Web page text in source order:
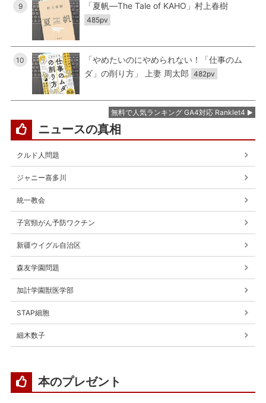
9 「夏帆―The Tale of KAHO」村上春樹
485pv
10
「やめたいのにやめられない！「仕事のム
ダ」の削り方」 上妻 周太郎 482pv
無料で人気ランキング GA4対応 Ranklet4
ニュースの真相
クルド人問題
ジャニー喜多川
統一教会
子宮頸がん予防ワクチン
新疆ウイグル自治区
森友学園問題
加計学園獣医学部
STAP細胞
細木数子
本のプレゼント